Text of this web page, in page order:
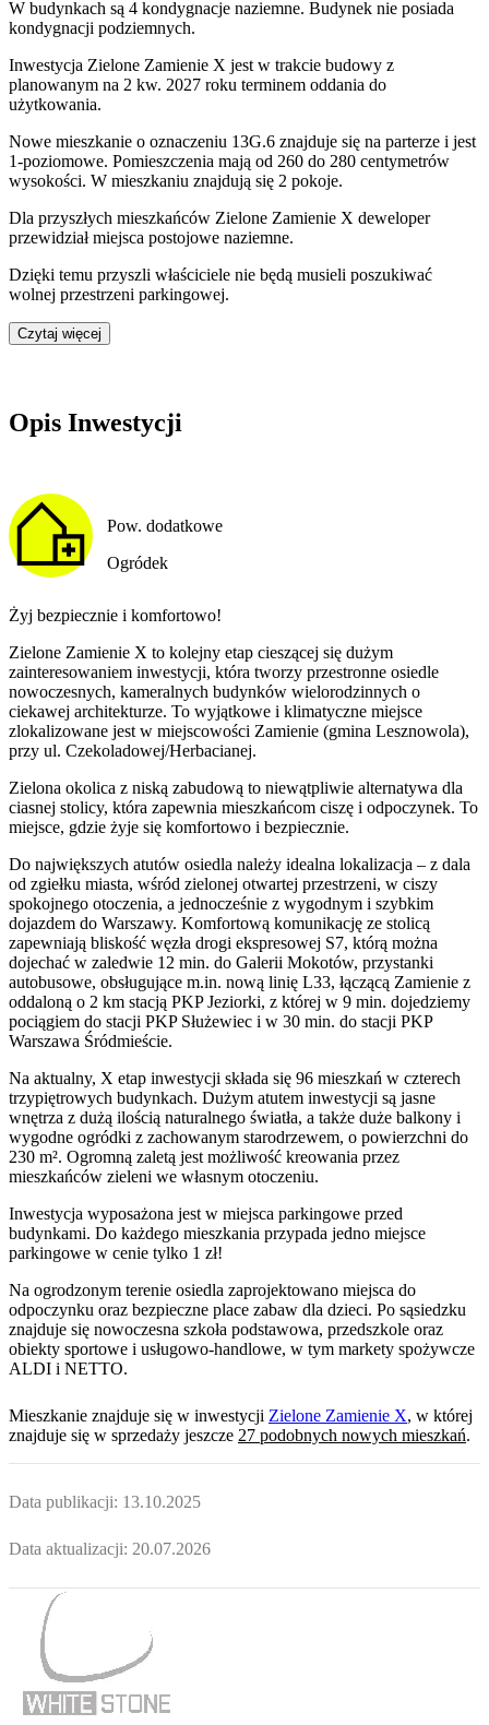
W budynkach są 4 kondygnacje naziemne. Budynek nie posiada
kondygnacji podziemnych.
Inwestycja Zielone Zamienie X jest w trakcie budowy z
planowanym na 2 kw. 2027 roku terminem oddania do
użytkowania.
Nowe mieszkanie o oznaczeniu 13G.6 znajduje się na parterze i jest
1-poziomowe. Pomieszczenia mają od 260 do 280 centymetrów
wysokości. W mieszkaniu znajdują się 2 pokoje.
Dla przyszłych mieszkańców Zielone Zamienie X deweloper
przewidziałmiejsca postojowe naziemne.
Dzięki temu przyszli właściciele nie będą musieli poszukiwać
wolnej przestrzeni parkingowej.
Czytaj więcej
Opis Inwestycji
Pow. dodatkowe
Ogródek
Żyj bezpiecznie i komfortowo!
Zielone Zamienie X to kolejny etap cieszącej się dużym
zainteresowaniem inwestycji, która tworzy przestronne osiedle
nowoczesnych, kameralnych budynków wielorodzinnych o
ciekawej architekturze. To wyjątkowe i klimatyczne miejsce
zlokalizowane jest w miejscowości Zamienie (gmina Lesznowola),
przy ul. Czekoladowej/Herbacianej.
Zielona okolica z niską zabudową to niewątpliwie alternatywa dla
ciasnej stolicy, która zapewnia mieszkańcom ciszę i odpoczynek. To
miejsce, gdzie żyje się komfortowo i bezpiecznie.
Do największych atutów osiedla należy idealna lokalizacja – z dala
od zgiełku miasta, wśród zielonej otwartej przestrzeni, w ciszy
spokojnego otoczenia, a jednocześnie z wygodnym i szybkim
dojazdem do Warszawy. Komfortową komunikację ze stolicą
zapewniają bliskość węzła drogi ekspresowej S7, którą można
dojechać w zaledwie 12 min. do Galerii Mokotów, przystanki
autobusowe, obsługujące m.in. nową linię L33, łączącą Zamienie z
oddaloną o 2 km stacją PKP Jeziorki, z której w 9 min. dojedziemy
pociągiem do stacji PKP Służewiec i w 30 min. do stacji PKP
Warszawa Śródmieście.
Na aktualny, X etap inwestycji składa się 96 mieszkań w czterech
trzypiętrowych budynkach. Dużym atutem inwestycji są jasne
wnętrza z dużą ilością naturalnego światła, a także duże balkony i
wygodne ogródki z zachowanym starodrzewem, o powierzchni do
230 m². Ogromną zaletą jest możliwość kreowania przez
mieszkańców zieleni we własnym otoczeniu.
Inwestycja wyposażona jest w miejsca parkingowe przed
budynkami. Do każdego mieszkania przypada jedno miejsce
parkingowe w cenie tylko 1 zł!
Na ogrodzonym terenie osiedla zaprojektowano miejsca do
odpoczynku oraz bezpieczne place zabaw dla dzieci. Po sąsiedzku
znajduje się nowoczesna szkoła podstawowa, przedszkole oraz
obiekty sportowe i usługowo-handlowe, w tym markety spożywcze
ALDI i NETTO.
Mieszkanie znajduje się w inwestycji Zielone Zamienie X, w której
znajduje się w sprzedaży jeszcze 27 podobnych nowych mieszkań.
Data publikacji: 13.10.2025
Data aktualizacji: 20.07.2026